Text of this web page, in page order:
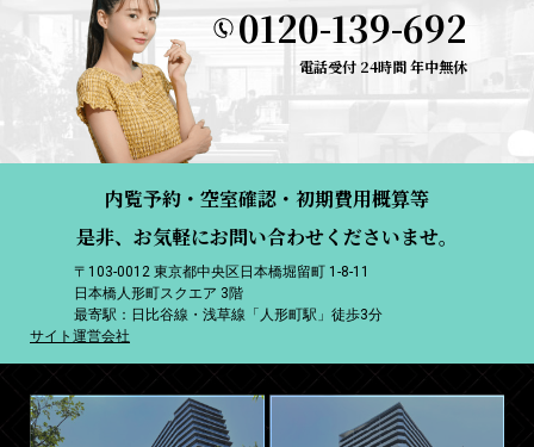
0120-139-692
電話受付 24時間 年中無休
内覧予約・空室確認・初期費用概算等
是非、お気軽にお問い合わせくださいませ。
〒103-0012 東京都中央区日本橋堀留町 1-8-11
日本橋人形町スクエア 3階
最寄駅：日比谷線・浅草線「人形町駅」徒歩3分
サイト運営会社